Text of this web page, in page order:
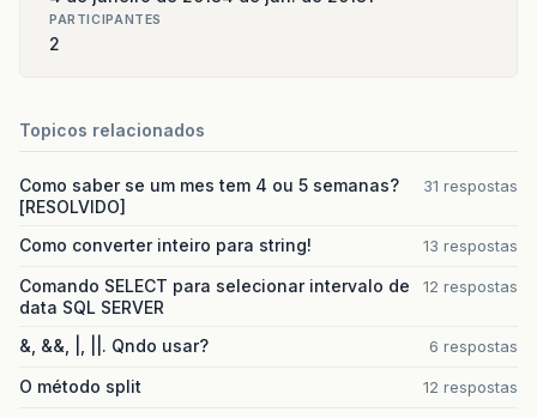
PARTICIPANTES
2
Topicos relacionados
Como saber se um mes tem 4 ou 5 semanas?
[RESOLVIDO]
31 respostas
Como converter inteiro para string! 13 respostas
Comando SELECT para selecionar intervalo de
data SQL SERVER
12 respostas
&, &&, |, ||. Qndo usar? 6 respostas
O método split 12 respostas